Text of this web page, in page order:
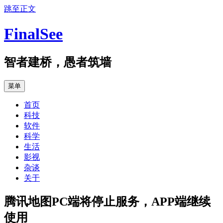
跳至正文
FinalSee
智者建桥，愚者筑墙
菜单
首页
科技
软件
科学
生活
影视
杂谈
关于
腾讯地图PC端将停止服务，APP端继续
使用